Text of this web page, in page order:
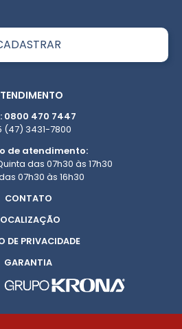
0800 470 7447
(47) 3431-7800
de atendimento:
das 07h30 às 17h30
07h30 às 16h30
CONTATO
DE PRIVACIDADE
GARANTIA